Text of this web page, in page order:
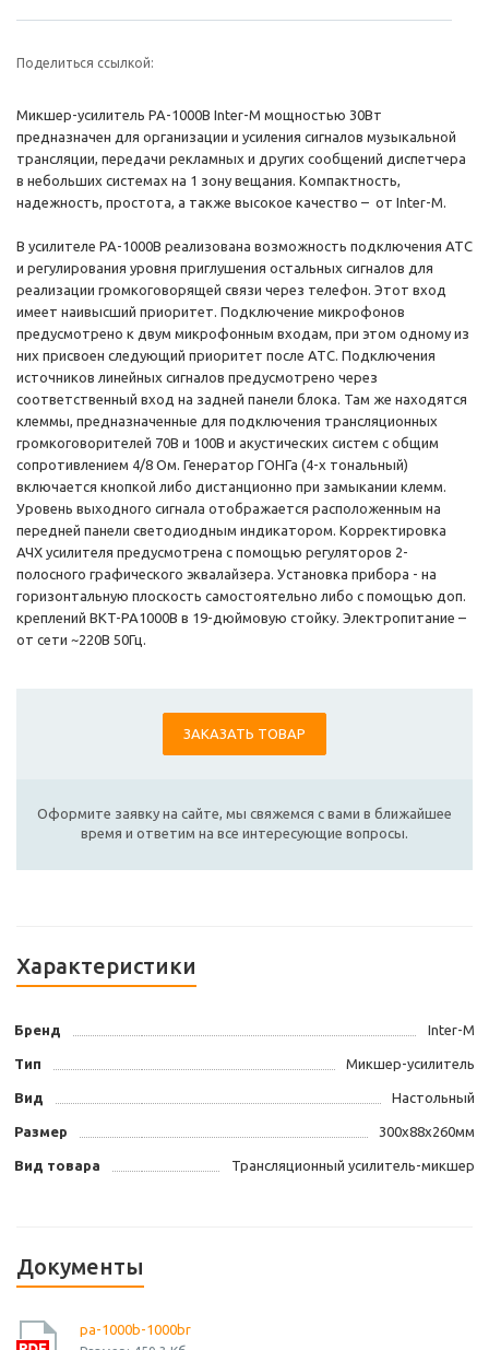
Поделиться ссылкой:
Микшер-усилитель PA-1000B Inter-M мощностью 30Вт
предназначен для организации и усиления сигналов музыкальной
трансляции, передачи рекламных и других сообщений диспетчера
в небольших системах на 1 зону вещания. Компактность,
надежность, простота, а также высокое качество – от Inter-M.
В усилителе PA-1000B реализована возможность подключения АТС
и регулирования уровня приглушения остальных сигналов для
реализации громкоговорящей связи через телефон. Этот вход
имеет наивысший приоритет. Подключение микрофонов
предусмотрено к двум микрофонным входам, при этом одному из
них присвоен следующий приоритет после АТС. Подключения
источников линейных сигналов предусмотрено через
соответственный вход на задней панели блока. Там же находятся
клеммы, предназначенные для подключения трансляционных
громкоговорителей 70В и 100В и акустических систем c общим
сопротивлением 4/8 Ом. Генератор ГОНГа (4-х тональный)
включается кнопкой либо дистанционно при замыкании клемм.
Уровень выходного сигнала отображается расположенным на
передней панели светодиодным индикатoром. Корректировка
АЧХ усилителя предусмотрена с помощью регуляторов 2-
полосного графического эквалайзера. Установка прибора - на
горизонтальную плоскость самостоятельно либо с помощью доп.
креплений BKT-PA1000B в 19-дюймoвую стойку. Электропитание –
от сети ~220В 50Гц.
ЗАКАЗАТЬ ТОВАР
Оформите заявку на сайте, мы свяжемся с вами в ближайшее
время и ответим на все интересующие вопросы.
Характеристики
Бренд Inter-M
Тип Микшер-усилитель
Вид Настольный
Размер 300х88х260мм
Вид товара Трансляционный усилитель-микшер
Документы
pa-1000b-1000br